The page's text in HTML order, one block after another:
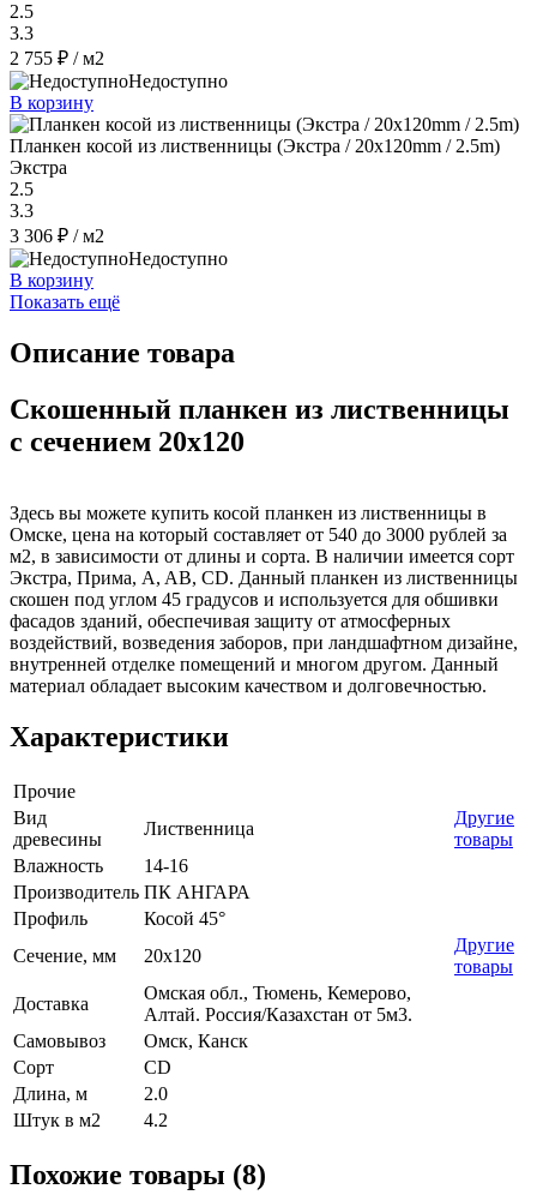
2.5
3.3
2 755 ₽ / м2
Недоступно
В корзину
Планкен косой из лиственницы (Экстра / 20x120mm / 2.5m)
Экстра
2.5
3.3
3 306 ₽ / м2
Недоступно
В корзину
Показать ещё
Описание товара
Скошенный планкен из лиственницы
с сечением 20x120
Здесь вы можете купить косой планкен из лиственницы в
Омске, цена на который составляет от 540 до 3000 рублей за
м2, в зависимости от длины и сорта. В наличии имеется сорт
Экстра, Прима, A, AB, CD. Данный планкен из лиственницы
скошен под углом 45 градусов и используется для обшивки
фасадов зданий, обеспечивая защиту от атмосферных
воздействий, возведения заборов, при ландшафтном дизайне,
внутренней отделке помещений и многом другом. Данный
материал обладает высоким качеством и долговечностью.
Характеристики
Прочие
Вид
древесины
Лиственница
Другие
товары
Влажность
14-16
Производитель ПК АНГАРА
Профиль
Косой 45°
Сечение, мм
20х120
Другие
товары
Доставка
Омская обл., Тюмень, Кемерово,
Алтай. Россия/Казахстан от 5м3.
Самовывоз
Омск, Канск
Сорт
CD
Длина, м
2.0
Штук в м2
4.2
Похожие товары (8)